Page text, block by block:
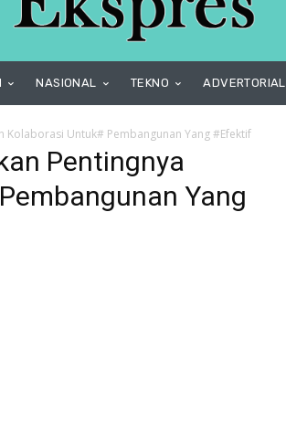
NASIONAL TEKNO ADVERTORIAL
Kolaborasi Untuk# Pembangunan Yang #Efektif
Pentingnya
Yang